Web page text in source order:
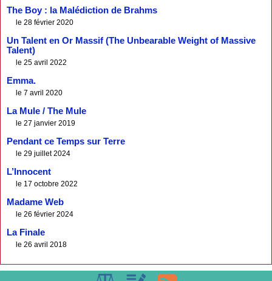
The Boy : la Malédiction de Brahms
le 28 février 2020
Un Talent en Or Massif (The Unbearable Weight of Massive
Talent)
le 25 avril 2022
Emma.
le 7 avril 2020
La Mule / The Mule
le 27 janvier 2019
Pendant ce Temps sur Terre
le 29 juillet 2024
L’Innocent
le 17 octobre 2022
Madame Web
le 26 février 2024
La Finale
le 26 avril 2018